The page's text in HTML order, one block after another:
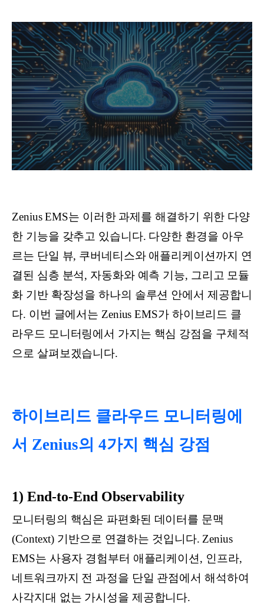
Zenius EMS는 이러한 과제를 해결하기 위한 다양
한 기능을 갖추고 있습니다. 다양한 환경을 아우
르는 단일 뷰, 쿠버네티스와 애플리케이션까지 연
결된 심층 분석, 자동화와 예측 기능, 그리고 모듈
화 기반 확장성을 하나의 솔루션 안에서 제공합니
다. 이번 글에서는 Zenius EMS가 하이브리드 클
라우드 모니터링에서 가지는 핵심 강점을 구체적
으로 살펴보겠습니다.
하이브리드 클라우드 모니터링에
서 Zenius의 4가지 핵심 강점
1) End-to-End Observability
모니터링의 핵심은 파편화된 데이터를 문맥
(Context) 기반으로 연결하는 것입니다. Zenius
EMS는 사용자 경험부터 애플리케이션, 인프라,
네트워크까지 전 과정을 단일 관점에서 해석하여
사각지대 없는 가시성을 제공합니다.